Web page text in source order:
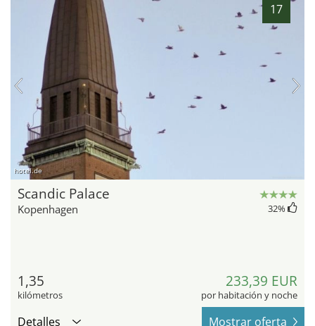
17
hotel.de
Scandic Palace
Kopenhagen 32%
1,35
kilómetros
233,39 EUR
por habitación y noche
Detalles Mostrar oferta